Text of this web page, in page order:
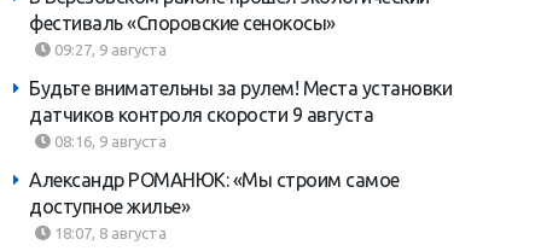
фестиваль «Споровские сенокосы»
09:27, 9 августа
Будьте внимательны за рулем! Места установки
датчиков контроля скорости 9 августа
08:16, 9 августа
Александр РОМАНЮК: «Мы строим самое
доступное жилье»
18:07, 8 августа